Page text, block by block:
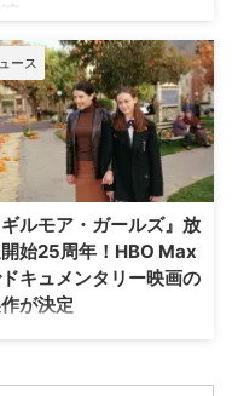
トルは『The X-Files: I Want
…
の話題作『I LOVE LA』シー
2に、『キングスマン』のタ
・エジャトンや『The
ザ・ギフテッド』のジェ
ー・チャンら注目キャストが
ト出演することがわかった。
Deadlineが報じている。 過酷
ハリウッドで夢を追う若者たち
語『I LOVE LA』 レイチェ
セノット（『ボトムス ～最
で最強？な私たち～』）が製
製作総指揮・主演を兼任する
Love LA』は、ロサンゼルス
る友人グループを描く話題
ース
ギルモア・ガールズ』放
始25周年！HBO Max
キュメンタリー映画の
が決定
ナー・ブラザース・テレビジ
ラマの金字塔『ギルモア・ガ